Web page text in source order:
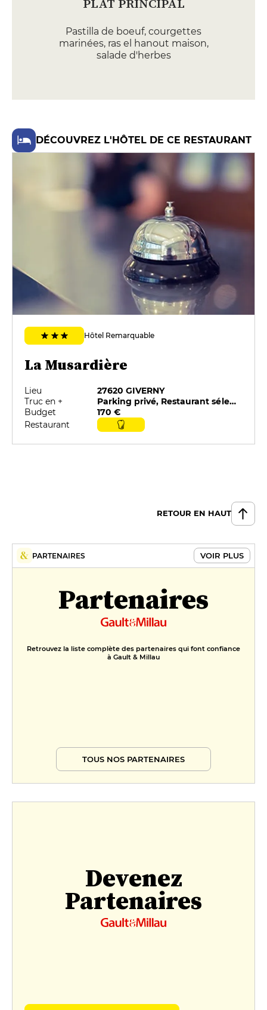
Pastilla de boeuf, courgettes
marinées, ras el hanout maison,
salade d'herbes
Farce de silure, pommes
26 €
DESSERT
Abricots en textures, biscuit
granola, lavande du jardin
10 €
Croustillant de Neufchâtel,
confiture de concombre, granité,
estragon
10 €
FORMULES
Menu
DÉCOUVREZ L'HÔTEL DE CE RESTAURANT
Hôtel Remarquable
La Musardière
Lieu
27620 GIVERNY
Truc en +
Parking privé, Restaurant sélectionné par G&M, Restauration sur place
Budget
170 €
Restaurant
RETOUR EN HAUT
PARTENAIRES VOIR PLUS
Partenaires
Retrouvez la liste complète des partenaires qui font confiance
à Gault & Millau
TOUS NOS PARTENAIRES
Devenez
Partenaires